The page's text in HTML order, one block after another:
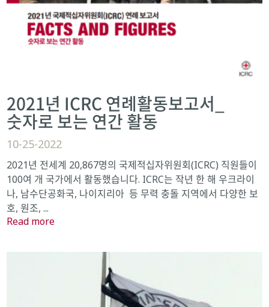
2021년 ICRC 연례활동보고서_
숫자로 보는 연간 활동
10-25-2022
2021년 전세계 20,867명의 국제적십자위원회(ICRC) 직원들이
100여 개 국가에서 활동했습니다. ICRC는 작년 한 해 우크라이
나, 남수단공화국, 나이지리아 등 무력 충돌 지역에서 다양한 보
호, 원조, ...
Read more